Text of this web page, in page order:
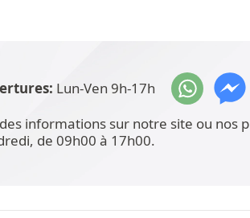
Lun-Ven 9h-17h
informations sur notre site ou nos
de 09h00 à 17h00.